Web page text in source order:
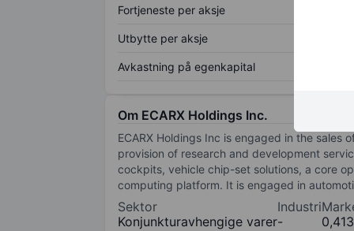
Fortjeneste per aksje
Utbytte per aksje
Avkastning på egenkapital
Om ECARX Holdings Inc.
ECARX Holdings Inc is engaged in the
provision of research and development
cockpits, vehicle chip-set solutions, a core
computing platform. It is engaged in
Sektor
Konjunkturavhengige varer
Industri
-